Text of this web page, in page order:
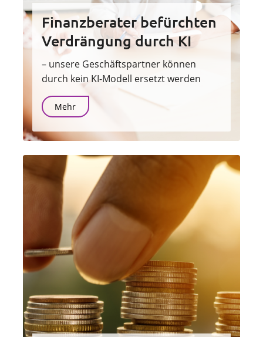
Finanzberater befürchten
Verdrängung durch KI
– unsere Geschäftspartner können
durch kein KI-Modell ersetzt werden
Mehr